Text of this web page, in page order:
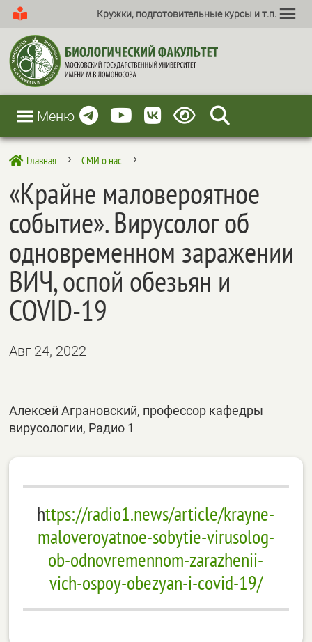
Кружки, подготовительные курсы и т.п.
Меню
 Главная 5 СМИ о нас 5
«Крайне маловероятное
событие». Вирусолог об
одновременном заражении
ВИЧ, оспой обезьян и
COVID-19
Авг 24, 2022
Алексей Аграновский, профессор кафедры
вирусологии, Радио 1
https://radio1.news/article/krayne-
maloveroyatnoe-sobytie-virusolog-
ob-odnovremennom-zarazhenii-
vich-ospoy-obezyan-i-covid-19/